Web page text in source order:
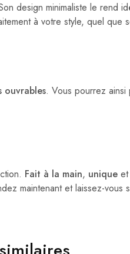
design minimaliste le rend
à votre style, quel que
ouvrables. Vous pourrez
Fait à la main, unique et
maintenant et laissez-vous